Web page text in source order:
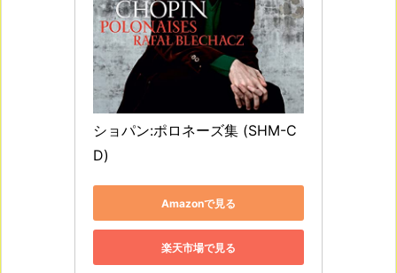
ショパン:ポロネーズ集 (SHM-C
D)
Amazonで見る
楽天市場で見る